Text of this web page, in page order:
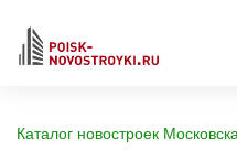
Каталог новостроек